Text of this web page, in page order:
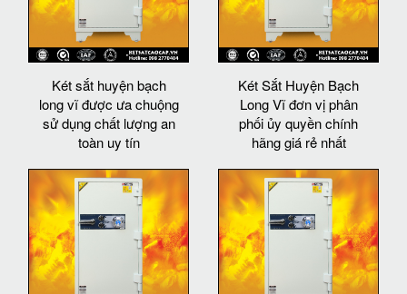
Két sắt huyện bạch
long vĩ được ưa chuộng
sử dụng chất lượng an
toàn uy tín
Két Sắt Huyện Bạch
Long Vĩ đơn vị phân
phối ủy quyền chính
hãng giá rẻ nhất